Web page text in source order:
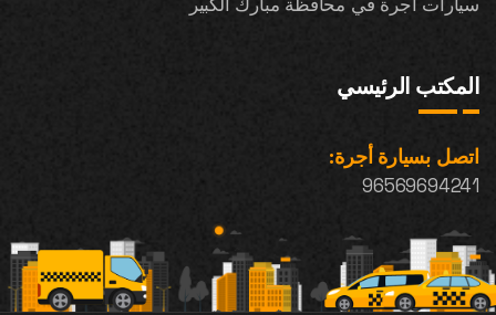
المكتب الرئيسي
اتصل بسيارة أجرة:
96569694241